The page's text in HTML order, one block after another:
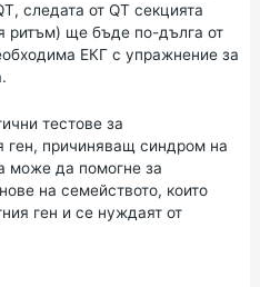
следата от QT секцията
ритъм) ще бъде по-дълга от
ЕКГ с упражнение за
тестовеза
ген, причиняващ синдром на
може да помогне за
на семейството, които
ген и се нуждаят от